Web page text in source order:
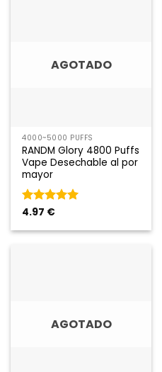
AGOTADO
4000~5000 PUFFS
RANDM Glory 4800 Puffs
Vape Desechable al por
mayor
Rated5
4.97 €
AGOTADO